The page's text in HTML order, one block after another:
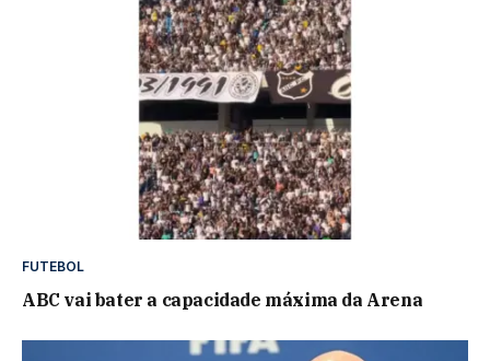
FUTEBOL
ABC vai bater a capacidade máxima da Arena